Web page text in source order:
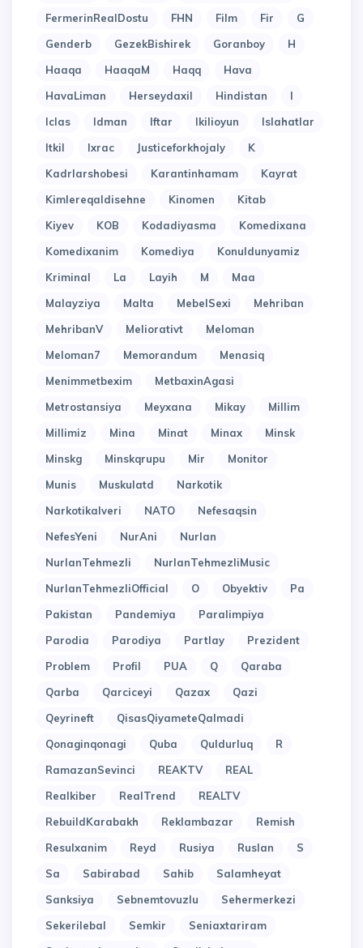
FermerinRealDostu
FHN Film Fir
G
Genderb
GezekBishirek Goranboy
H
Haaqa
HaaqaM Haqq
Hava
HavaLiman
Herseydaxil Hindistan
I
Iclas
Idman Iftar Ikilioyun
Islahatlar
Itkil
Ixrac Justiceforkhojaly
K
Kadrlarshobesi
Karantinhamam
Kayrat
Kimlereqaldisehne
Kinomen
Kitab
Kiyev
KOB Kodadiyasma
Komedixana
Komedixanim
Komediya
Konuldunyamiz
Kriminal
La Layih M
Maa
Malayziya
Malta MebelSexi
Mehriban
MehribanV
Meliorativt
Meloman
Meloman7
Memorandum
Menasiq
Menimmetbexim
MetbaxinAgasi
Metrostansiya
Meyxana Mikay
Millim
Millimiz
Mina Minat Minax
Minsk
Minskg
Minskqrupu Mir
Monitor
Munis
Muskulatd
Narkotik
Narkotikalveri
NATO
Nefesaqsin
NefesYeni
NurAni
Nurlan
NurlanTehmezli
NurlanTehmezliMusic
NurlanTehmezliOfficial
O Obyektiv
Pa
Pakistan
Pandemiya
Paralimpiya
Parodia
Parodiya Partlay
Prezident
Problem
Profil PUA Q
Qaraba
Qarba
Qarciceyi Qazax
Qazi
Qeyrineft
QisasQiyameteQalmadi
Qonaginqonagi
Quba Quldurluq
R
RamazanSevinci
REAKTV
REAL
Realkiber
RealTrend
REALTV
RebuildKarabakh
Reklambazar
Remish
Resulxanim
Reyd Rusiya Ruslan
S
Sa
Sabirabad Sahib
Salamheyat
Sanksiya
Sebnemtovuzlu
Sehermerkezi
Sekerilebal
Semkir
Seniaxtariram